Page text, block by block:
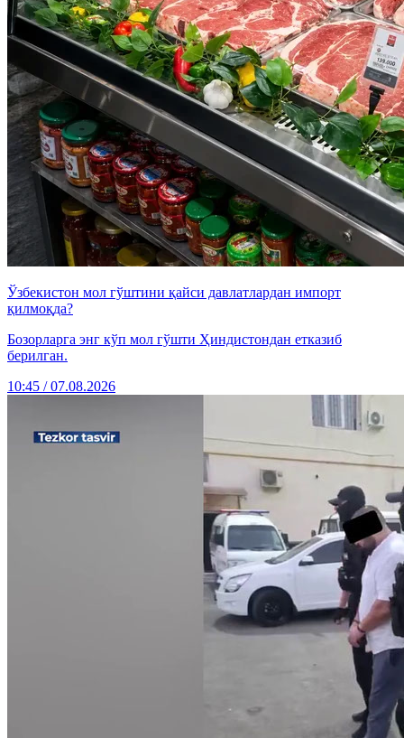
Ўзбекистон мол гўштини қайси давлатлардан импорт
қилмоқда?
Бозорларга энг кўп мол гўшти Ҳиндистондан етказиб
берилган.
10:45 / 07.08.2026